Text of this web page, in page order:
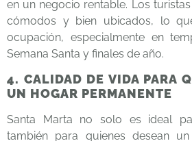
en un negocio rentable. Los
cómodos y bien ubicados, lo
ocupación, especialmente en
Semana Santa y finales de año.
4. CALIDAD DE VIDA PARA
UN HOGAR PERMANENTE
Santa Marta no solo es ideal
también para quienes desean